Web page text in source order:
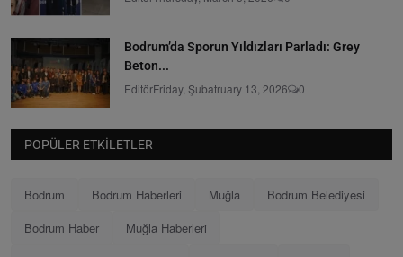
Bodrum’da Sporun Yıldızları Parladı: Grey
Beton...
EditörFriday, Şubatruary 13, 2026 0
POPÜLER ETKILETLER
Bodrum Bodrum Haberleri Muğla
Bodrum Belediyesi
Bodrum Haber
Muğla Haberleri